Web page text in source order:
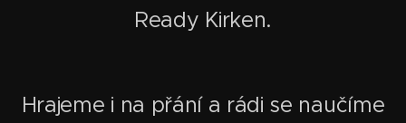
Ready Kirken.
Hrajeme i na přání a rádi se naučíme